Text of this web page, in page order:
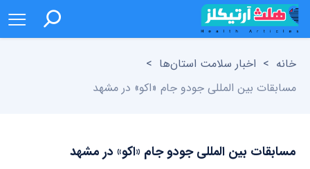
خانه > اخبار سلامت استان‌ها >
مسابقات بین المللی جودو جام «اکو» در مشهد
مسابقات بین المللی جودو جام «اکو» در مشهد